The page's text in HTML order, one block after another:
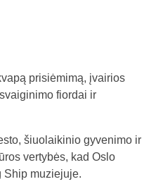
prisiėmimą, įvairios
fiordai ir
šiuolaikinio gyvenimo ir
vertybės, kad Oslo
Ship muziejuje.